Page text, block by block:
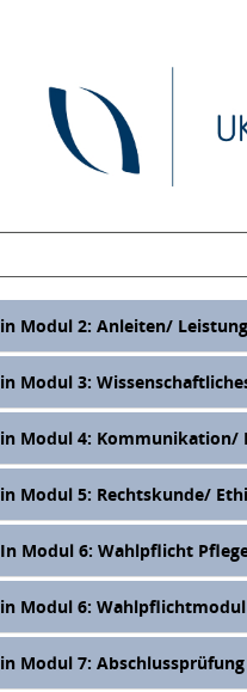
Modul 2: Anleiten/
Modul 3:
Modul 4: Kommunikation/
Modul 5: Rechtskunde/
Modul 6: Wahlpflicht
Modul 6:
Modul 7: Abschlussprüfung